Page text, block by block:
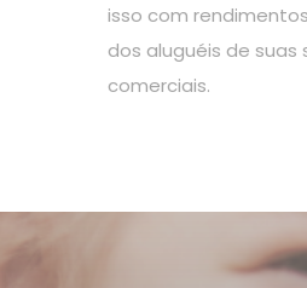
isso com
dos aluguéis de suas
comerciais.